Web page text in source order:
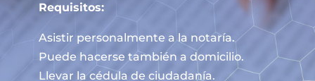
Requisitos:
Asistir personalmente a la notaría.
Puede hacerse también a domicilio.
Llevar la cédula de ciudadanía.